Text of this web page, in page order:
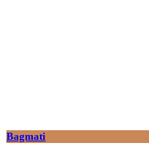
Bagmati